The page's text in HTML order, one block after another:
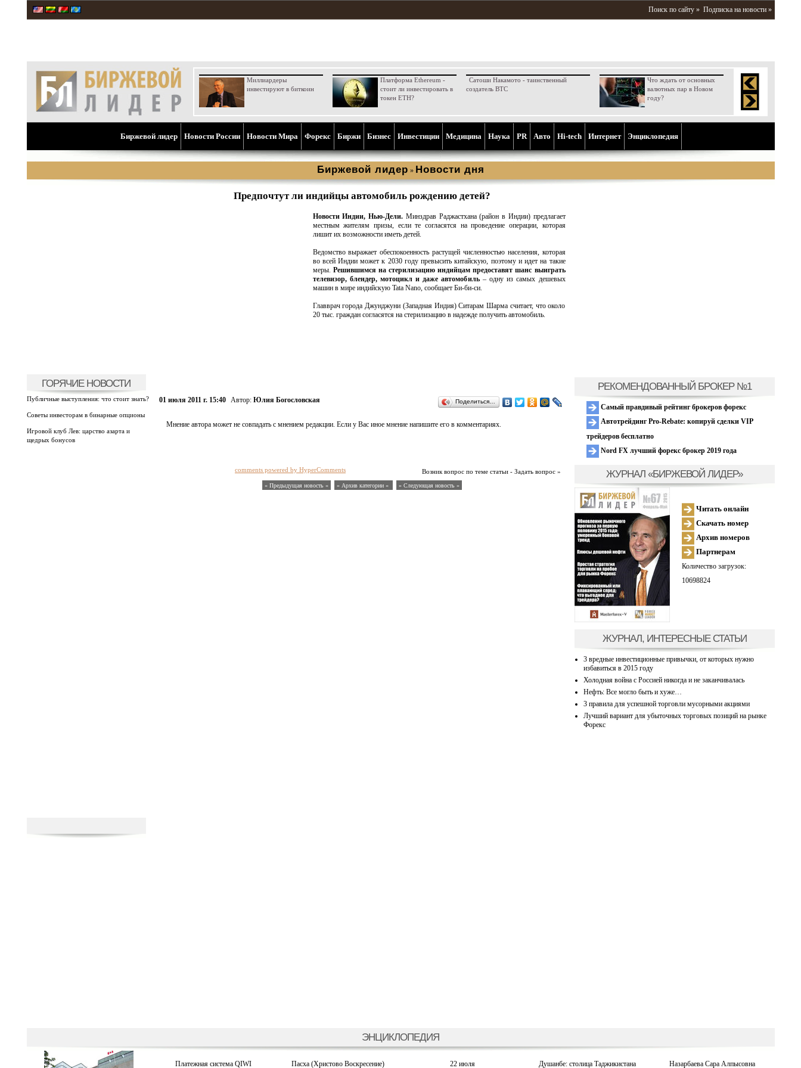
Поиск по сайту » Подписка на новости »
Миллиардеры
инвестируют в биткоин
Платформа Ethereum -
стоит ли инвестировать в
токен ETH?
Сатоши Накамото - таинственный
создатель BTC
Что ждать от основных
валютных пар в Новом
году?
Биржевой лидер Новости России Новости Мира Форекс Биржи Бизнес Инвестиции Медицина Наука PR Aвто Hi-tech Интернет Энциклопедия
Биржевой лидер » Новости дня
ГОРЯЧИЕ НОВОСТИ
Публичные выступления: что стоит знать?
Советы инвесторам в бинарные опционы
Игровой клуб Лев: царство азарта и
щедрых бонусов
Предпочтут ли индийцы автомобиль рождению детей?
Новости Индии, Нью-Дели. Минздрав Раджастхана (район в Индии) предлагает
местным жителям призы, если те согласятся на проведение операции, которая
лишит их возможности иметь детей.
Ведомство выражает обеспокоенность растущей численностью населения, которая
во всей Индии может к 2030 году превысить китайскую, поэтому и идет на такие
меры. Решившимся на стерилизацию индийцам предоставят шанс выиграть
телевизор, блендер, мотоцикл и даже автомобиль– одну из самых дешевых
машин в мире индийскую Tata Nano, сообщает Би-би-си.
Главврач города Джунджуни (Западная Индия) Ситарам Шарма считает, что около
20 тыс. граждан согласятся на стерилизацию в надежде получить автомобиль.
01 июля 2011 г. 15:40 Автор: Юлия Богословская Поделиться…
Мнение автора может не совпадать с мнением редакции. Если у Вас иное мнение напишите его в комментариях.
Возник вопрос по теме статьи - Задать вопрос »
comments powered by HyperComments
« Предыдущая новость « » Архив категории « » Следующая новость »
РЕКОМЕНДОВАННЫЙ БРОКЕР №1
Самый правдивый рейтинг брокеров форекс
Автотрейдинг Pro-Rebate: копируй сделки VIP
трейдеров бесплатно
Nord FX лучший форекс брокер 2019 года
ЖУРНАЛ «БИРЖЕВОЙ ЛИДЕР»
Читать онлайн
Скачать номер
Архив номеров
Партнерам
Количество загрузок:
10698824
ЖУРНАЛ, ИНТЕРЕСНЫЕ СТАТЬИ
3 вредные инвестиционные привычки, от которых нужно
избавиться в 2015 году
Холодная война с Россией никогда и не заканчивалась
Нефть: Все могло быть и хуже…
3 правила для успешной торговли мусорными акциями
Лучший вариант для убыточных торговых позиций на рынке
Форекс
ЭНЦИКЛОПЕДИЯ
Платежная система QIWI Пасха (Христово Воскресение) 22 июля Душанбе: столица Таджикистана Назарбаева Сара Алпысовна